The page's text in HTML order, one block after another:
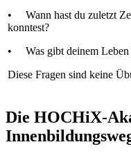
• Wann hast du zuletzt
konntest?
• Was gibt deinem Leben
Diese Fragen sind keine
Die HOCHiX-